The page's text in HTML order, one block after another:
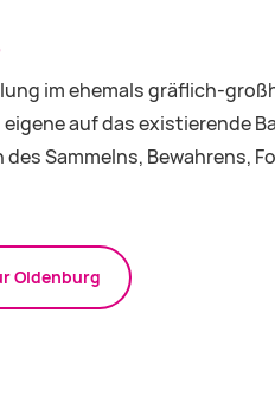
im ehemals gräflich-
auf das existierende
Sammelns, Bewahrens,
Oldenburg